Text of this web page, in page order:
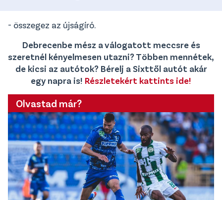
- összegez az újságíró.
Debrecenbe mész a válogatott meccsre és
szeretnél kényelmesen utazni? Többen mennétek,
de kicsi az autótok? Bérelj a Sixttől autót akár
egy napra is! Részletekért kattints ide!
Olvastad már?